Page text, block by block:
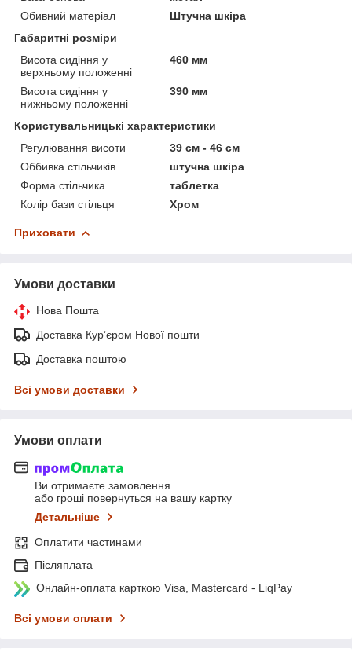
Обивний матеріал
Штучна шкіра
Габаритні розміри
Висота сидіння у
верхньому положенні
460 мм
Висота сидіння у
нижньому положенні
390 мм
Користувальницькі характеристики
Регулювання висоти
39 см - 46 см
Оббивка стільчиків
штучна шкіра
Форма стільчика
таблетка
Колір бази стільця
Хром
Приховати
Умови доставки
Нова Пошта
Доставка Курʼєром Нової пошти
Доставка поштою
Всі умови доставки
Умови оплати
Ви отримаєте замовлення
або гроші повернуться на вашу картку
Детальніше
Оплатити частинами
Післяплата
Онлайн-оплата карткою Visa, Mastercard - LiqPay
Всі умови оплати